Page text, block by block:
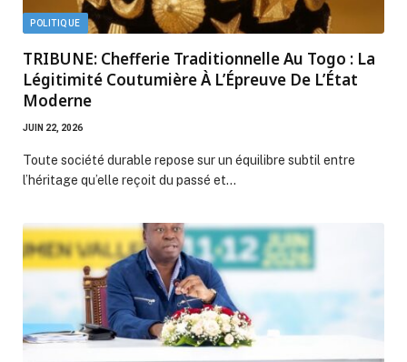
POLITIQUE
TRIBUNE: Chefferie Traditionnelle Au Togo : La
Légitimité Coutumière À L’Épreuve De L’État
Moderne
JUIN 22, 2026
Toute société durable repose sur un équilibre subtil entre
l’héritage qu’elle reçoit du passé et…